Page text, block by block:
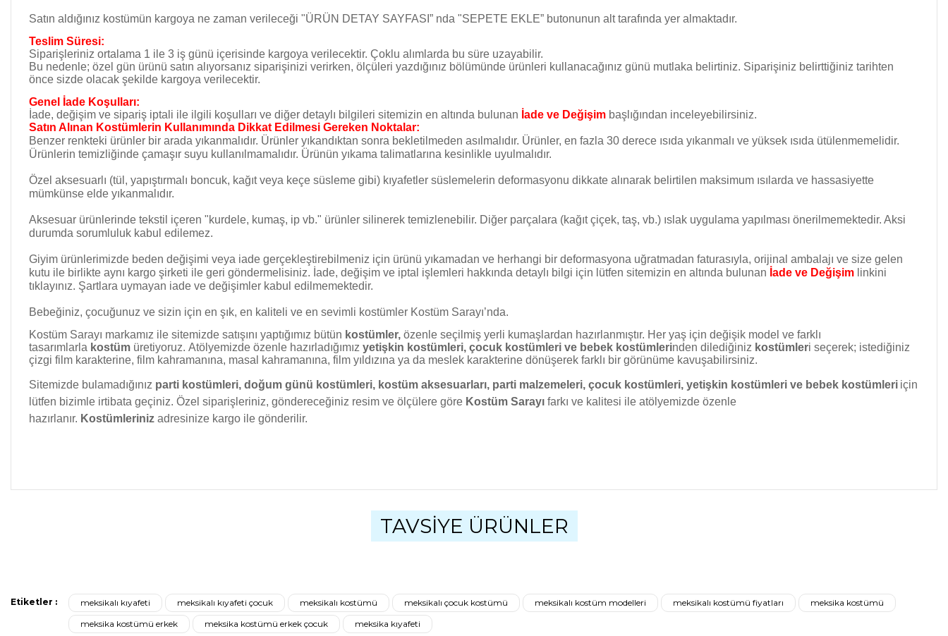
Satın aldığınız kostümün kargoya ne zaman verileceği "ÜRÜN DETAY SAYFASI” nda "SEPETE EKLE” butonunun alt tarafında yer almaktadır.
Teslim Süresi:
Siparişleriniz ortalama 1 ile 3 iş günü içerisinde kargoya verilecektir. Çoklu alımlarda bu süre uzayabilir.
Bu nedenle; özel gün ürünü satın alıyorsanız siparişinizi verirken, ölçüleri yazdığınız bölümünde ürünleri kullanacağınız günü mutlaka belirtiniz. Siparişiniz belirttiğiniz tarihten
önce sizde olacak şekilde kargoya verilecektir.
Genel İade Koşulları:
İade, değişim ve sipariş iptali ile ilgili koşulları ve diğer detaylı bilgileri sitemizin en altında bulunan İade ve Değişim başlığından inceleyebilirsiniz.
Satın Alınan Kostümlerin Kullanımında Dikkat Edilmesi Gereken Noktalar:
Benzer renkteki ürünler bir arada yıkanmalıdır. Ürünler yıkandıktan sonra bekletilmeden asılmalıdır. Ürünler, en fazla 30 derece ısıda yıkanmalı ve yüksek ısıda ütülenmemelidir.
Ürünlerin temizliğinde çamaşır suyu kullanılmamalıdır. Ürünün yıkama talimatlarına kesinlikle uyulmalıdır.
Özel aksesuarlı (tül, yapıştırmalı boncuk, kağıt veya keçe süsleme gibi) kıyafetler süslemelerin deformasyonu dikkate alınarak belirtilen maksimum ısılarda ve hassasiyette
mümkünse elde yıkanmalıdır.
Aksesuar ürünlerinde tekstil içeren "kurdele, kumaş, ip vb." ürünler silinerek temizlenebilir. Diğer parçalara (kağıt çiçek, taş, vb.) ıslak uygulama yapılması önerilmemektedir. Aksi
durumda sorumluluk kabul edilemez.
Giyim ürünlerimizde beden değişimi veya iade gerçekleştirebilmeniz için ürünü yıkamadan ve herhangi bir deformasyona uğratmadan faturasıyla, orijinal ambalajı ve size gelen
kutu ile birlikte aynı kargo şirketi ile geri göndermelisiniz. İade, değişim ve iptal işlemleri hakkında detaylı bilgi için lütfen sitemizin en altında bulunan İade ve Değişim linkini
tıklayınız. Şartlara uymayan iade ve değişimler kabul edilmemektedir.
Bebeğiniz, çocuğunuz ve sizin için en şık, en kaliteli ve en sevimli kostümler Kostüm Sarayı’nda.
Kostüm Sarayı markamız ile sitemizde satışını yaptığımız bütün kostümler, özenle seçilmiş yerli kumaşlardan hazırlanmıştır. Her yaş için değişik model ve farklı
tasarımlarla kostüm üretiyoruz. Atölyemizde özenle hazırladığımız yetişkin kostümleri, çocuk kostümleri ve bebek kostümlerinden dilediğiniz kostümleri seçerek; istediğiniz
çizgi film karakterine, film kahramanına, masal kahramanına, film yıldızına ya da meslek karakterine dönüşerek farklı bir görünüme kavuşabilirsiniz.
Sitemizde bulamadığınız parti kostümleri, doğum günü kostümleri, kostüm aksesuarları, parti malzemeleri, çocuk kostümleri, yetişkin kostümleri ve bebek kostümleri için
lütfen bizimle irtibata geçiniz. Özel siparişleriniz, göndereceğiniz resim ve ölçülere göre Kostüm Sarayı farkı ve kalitesi ile atölyemizde özenle
hazırlanır. Kostümleriniz adresinize kargo ile gönderilir.
Bu ürüne ilk yorumu siz yapın!
Bu ürünün fiyat bilgisi, resim, ürün açıklamalarında ve diğer konularda yetersiz gördüğünüz noktaları öneri formunu kullanarak tarafımıza iletebilirsiniz.
Ürün fiyatı diğer sitelerden daha pahalı.
Bu ürüne benzer farklı alternatifler olmalı.
TAVSİYE ÜRÜNLER
Etiketler : meksikalı kıyafeti meksikalı kıyafeti çocuk meksikalı kostümü meksikalı çocuk kostümü meksikalı kostüm modelleri meksikalı kostümü fiyatları
meksika kostümü
meksika kostümü erkek
meksika kostümü erkek çocuk meksika kıyafeti